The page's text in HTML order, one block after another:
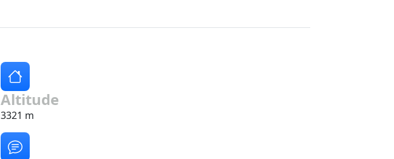
Altitude
3321 m